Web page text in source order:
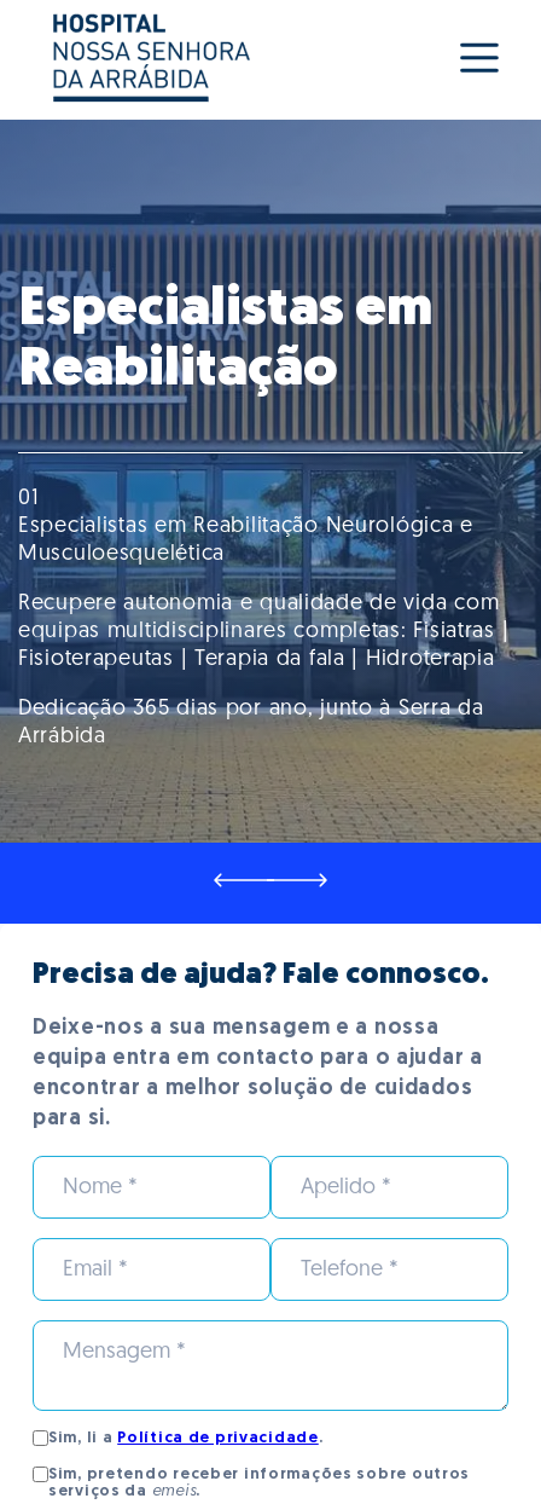
Especialistas em
Reabilitação
01
Especialistas em Reabilitação Neurológica e
Musculoesquelética
Recupere autonomia e qualidade de vida com
equipas multidisciplinares completas: Fisiatras |
Fisioterapeutas | Terapia da fala | Hidroterapia
Dedicação 365 dias por ano, junto à Serra da
Arrábida
Precisa de ajuda? Fale connosco.
Deixe-nos a sua mensagem e a nossa
equipa entra em contacto para o ajudar a
encontrar a melhor soluçäo de cuidados
para si.
Sim, li a Política de privacidade.
Sim, pretendo receber informações sobre outros
serviços da emeis.
Serviços e
atendimento de
qualidade
02
Acreditamos que o cuidado humanizado é
essencial para a recuperação e bem-estar de
cada paciente, motivo pelo qual a equipa
multidisciplinar do HNSA trabalha de forma
integrada para oferecer um atendimento
acolhedor, promovendo a confiança e a
segurança necessárias para o tratamento
médico.
Precisa de ajuda? Fale connosco.
Deixe-nos a sua mensagem e a nossa
equipa entra em contacto para o ajudar a
encontrar a melhor soluçäo de cuidados
para si.
Sim, li a Política de privacidade.
Sim, pretendo receber informações sobre outros
serviços da emeis.